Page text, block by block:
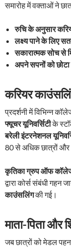
समारोह में वक्ताओं ने
रुचि के अनुसार
लक्ष्य पाने के लिए
सकारात्मक सोच से
अपने सपनों को
करियर
प्रदर्शनी में विभिन्न
फ्यूचर यूनिवर्सिटीके
बरेली इंटरनेशनल
80 से अधिक छात्रों और
कृतिका ग्रुप ऑफ
द्वारा कोर्स संबंधी गहन
काउंसलिंगकी गई।
माता-पिता और
जब छात्रों को मेडल